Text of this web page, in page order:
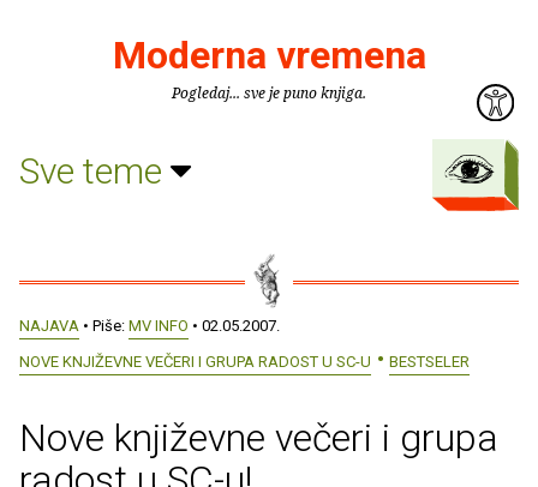
Moderna vremena
Pogledaj... sve je puno knjiga.
Sve teme
NAJAVA • Piše: MV INFO • 02.05.2007.
NOVE KNJIŽEVNE VEČERI I GRUPA RADOST U SC-U
BESTSELER
Nove književne večeri i grupa